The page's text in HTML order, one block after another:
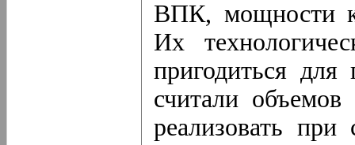
ВПК, мощности
Их
пригодиться
считали
реализовать при